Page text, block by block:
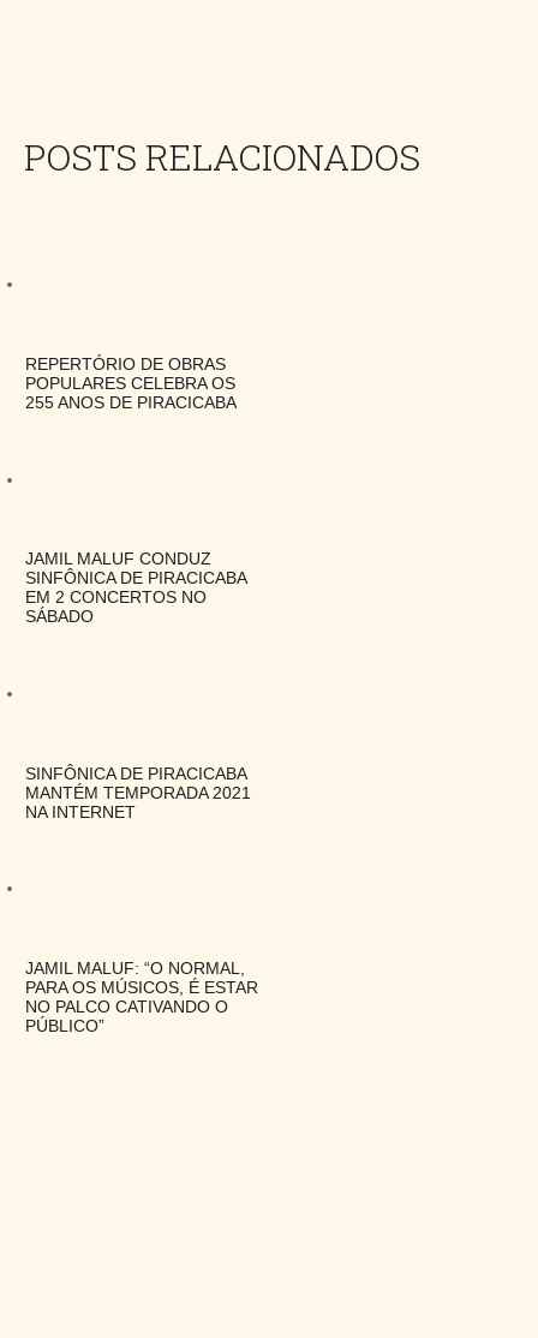
POSTS RELACIONADOS
REPERTÓRIO DE OBRAS
POPULARES CELEBRA OS
255 ANOS DE PIRACICABA
JAMIL MALUF CONDUZ
SINFÔNICA DE PIRACICABA
EM 2 CONCERTOS NO
SÁBADO
SINFÔNICA DE PIRACICABA
MANTÉM TEMPORADA 2021
NA INTERNET
JAMIL MALUF: “O NORMAL,
PARA OS MÚSICOS, É ESTAR
NO PALCO CATIVANDO O
PÚBLICO”